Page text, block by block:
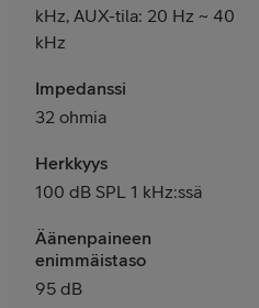
kHz, AUX-tila: 20 Hz ~ 40
kHz
Impedanssi
32 ohmia
Herkkyys
100 dB SPL 1 kHz:ssä
Äänenpaineen
enimmäistaso
95 dB